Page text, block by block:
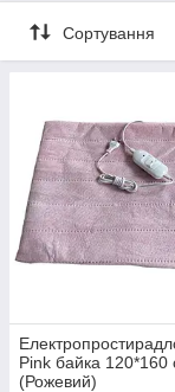
Сортування
Pink байка 120*160
(Рожевий)